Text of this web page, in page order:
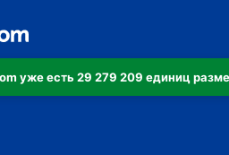
уже есть 29 279 209 единиц